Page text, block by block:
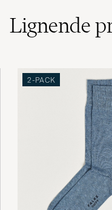
Lignende
2-PACK